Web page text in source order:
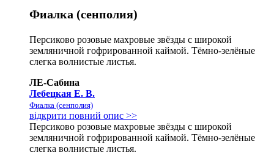
Фиалка (сенполия)
Персиково розовые махровые звёзды с широкой
земляничной гофрированной каймой. Тёмно-зелёные
слегка волнистые листья.
ЛЕ-Сабина
Лебецкая Е. В.
Фиалка (сенполия)
відкрити повний опис >>
Персиково розовые махровые звёзды с широкой
земляничной гофрированной каймой. Тёмно-зелёные
слегка волнистые листья.